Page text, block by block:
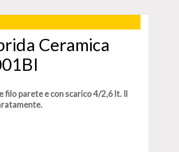
Ceramica
filo parete e con scarico 4/2,6 lt. Il